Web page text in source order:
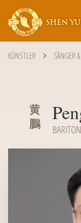
SHEN
KÜNSTLER SÄNGER
黄
鵬
BARITON